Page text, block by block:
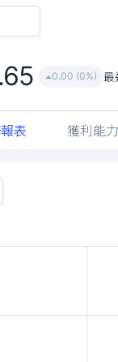
0.00 (0%) 最
表 獲利能力